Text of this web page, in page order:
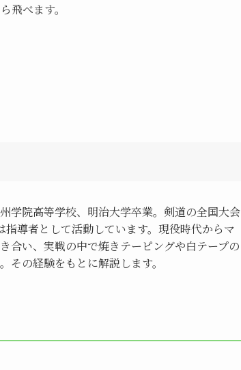
飛べます。
学院高等学校、明治大学卒業。剣道の全国大会
導者として活動しています。現役時代からマ
合い、実戦の中で焼きテーピングや白テープの
その経験をもとに解説します。